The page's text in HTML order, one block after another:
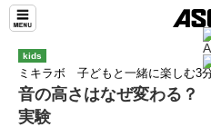
kids
ミキラボ 子どもと一緒に楽しむ3
音の高さはなぜ変わる
実験